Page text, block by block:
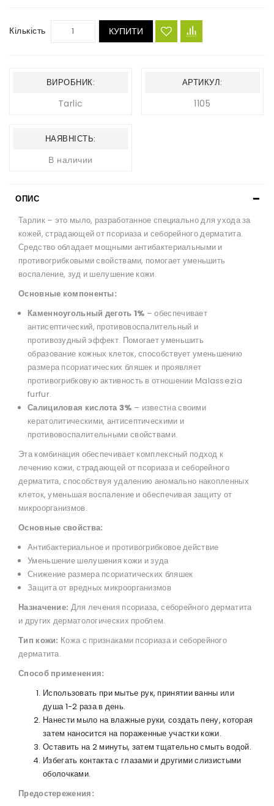
Кількість КУПИТИ
ВИРОБНИК:
Tarlic
АРТИКУЛ:
1105
НАЯВНІСТЬ:
В наличии
ОПИС
Тарлик – это мыло, разработанное специально для ухода за
кожей, страдающей от псориаза и себорейного дерматита.
Средство обладает мощными антибактериальными и
противогрибковыми свойствами, помогает уменьшить
воспаление, зуд и шелушение кожи.
Основные компоненты:
Каменноугольный деготь 1% – обеспечивает
антисептический, противовоспалительный и
противозудный эффект. Помогает уменьшить
образование кожных клеток, способствует уменьшению
размера псориатических бляшек и проявляет
противогрибковую активность в отношении Malassezia
furfur.
Салициловая кислота 3% – известна своими
кератолитическими, антисептическими и
противовоспалительными свойствами.
Эта комбинация обеспечивает комплексный подход к
лечению кожи, страдающей от псориаза и себорейного
дерматита, способствуя удалению аномально накопленных
клеток, уменьшая воспаление и обеспечивая защиту от
микроорганизмов.
Основные свойства:
Антибактериальное и противогрибковое действие
Уменьшение шелушения кожи и зуда
Снижение размера псориатических бляшек
Защита от вредных микроорганизмов
Назначение: Для лечения псориаза, себорейного дерматита
и других дерматологических проблем.
Тип кожи: Кожа с признаками псориаза и себорейного
дерматита.
Способ применения:
Использовать при мытье рук, принятии ванны или
душа 1-2 раза в день.
Нанести мыло на влажные руки, создать пену, которая
затем наносится на пораженные участки кожи.
Оставить на 2 минуты, затем тщательно смыть водой.
Избегать контакта с глазами и другими слизистыми
оболочками.
Предостережения: